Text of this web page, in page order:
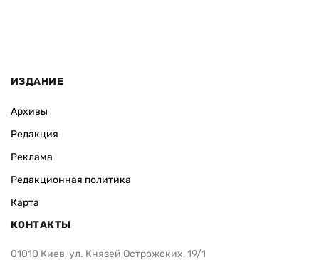
ИЗДАНИЕ
Архивы
Редакция
Реклама
Редакционная политика
Карта
КОНТАКТЫ
01010 Киев, ул. Князей Острожских, 19/1